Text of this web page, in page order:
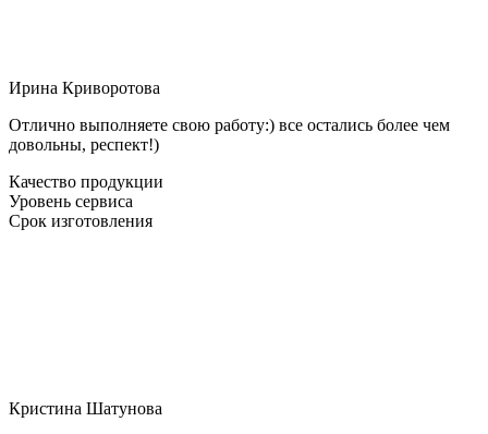
Ирина Криворотова
Отлично выполняете свою работу:) все остались более чем
довольны, респект!)
Качество продукции
Уровень сервиса
Срок изготовления
Кристина Шатунова